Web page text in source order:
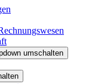
umschalten